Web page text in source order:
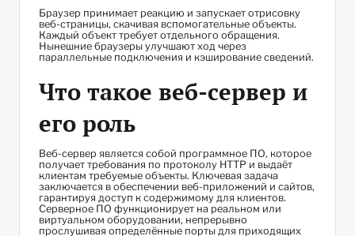
Браузер принимает реакцию и запускает отрисовку
веб-страницы, скачивая вспомогательные объекты.
Каждый объект требует отдельного обращения.
Нынешние браузеры улучшают ход через
параллельные подключения и кэширование сведений.
Что такое веб-сервер и
его роль
Веб-сервер является собой программное ПО, которое
получает требования по протоколу HTTP и выдаёт
клиентам требуемые объекты. Ключевая задача
заключается в обеспечении веб-приложений и сайтов,
гарантируя доступ к содержимому для клиентов.
Серверное ПО функционирует на реальном или
виртуальном оборудовании, непрерывно
прослушивая определённые порты для приходящих